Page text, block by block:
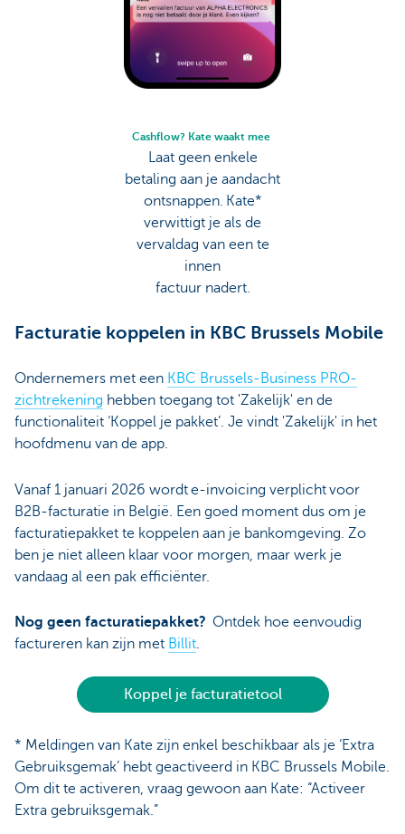
Cashflow? Kate waakt mee
Laat geen enkele
betaling aan je aandacht
ontsnappen. Kate*
verwittigt je als de
vervaldag van een te
innen
factuur nadert.
Facturatie koppelen in KBC Brussels Mobile
Ondernemers met een KBC Brussels-Business PRO-
zichtrekening hebben toegang tot 'Zakelijk' en de
functionaliteit ‘Koppel je pakket’. Je vindt 'Zakelijk' in het
hoofdmenu van de app.
Vanaf 1 januari 2026 wordt e-invoicing verplicht voor
B2B-facturatie in België. Een goed moment dus om je
facturatiepakket te koppelen aan je bankomgeving. Zo
ben je niet alleen klaar voor morgen, maar werk je
vandaag al een pak efficiënter.
Nog geen facturatiepakket? Ontdek hoe eenvoudig
factureren kan zijn met Billit.
Koppel je facturatietool
* Meldingen van Kate zijn enkel beschikbaar als je ‘Extra
Gebruiksgemak’ hebt geactiveerd in KBC Brussels Mobile.
Om dit te activeren, vraag gewoon aan Kate: “Activeer
Extra gebruiksgemak.”